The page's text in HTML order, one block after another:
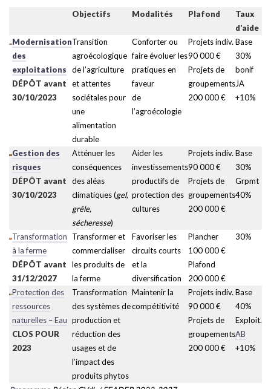
Objectifs Modalités Plafond
Taux
d’aide
Modernisation
des
exploitations
DÉPÔT avant
30/10/2023
Transition
agroécologique
de l’agriculture
et attentes
sociétales pour
une
alimentation
durable
Conforter ou
faire évoluer les
pratiques en
faveur
de
l’agroécologie
Projets indiv.
90 000 €
Projets de
groupements
200 000 €
Base
30%
bonif
JA
+10%
Gestion des
risques
DÉPÔT avant
30/10/2023
Atténuer les
conséquences
des aléas
climatiques (gel,
grêle,
sécheresse)
Aider les
investissements
productifs de
protection des
cultures
Projets indiv.
90 000 €
Projets de
groupements
200 000 €
Base
30%
Grpmt
40%
Transformation
à la ferme
DÉPÔT avant
31/12/2027
Transformer et
commercialiser
les produits de
la ferme
Favoriser les
circuits courts
et la
diversification
Plancher
100 000 €
Plafond
200 000 €
30%
Protection des
ressources
naturelles – Eau
CLOS POUR
2023
Transformation
des systèmes de
production et
réduction des
usages et de
l’impact des
produits phytos
Maintenir la
compétitivité
Projets indiv.
90 000 €
Projets de
groupements
200 000 €
Base
40%
Exploit.
AB
+10%